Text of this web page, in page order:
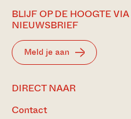
BLIJF OP DE HOOGTE
NIEUWSBRIEF
Meld je aan
DIRECT NAAR
Contact